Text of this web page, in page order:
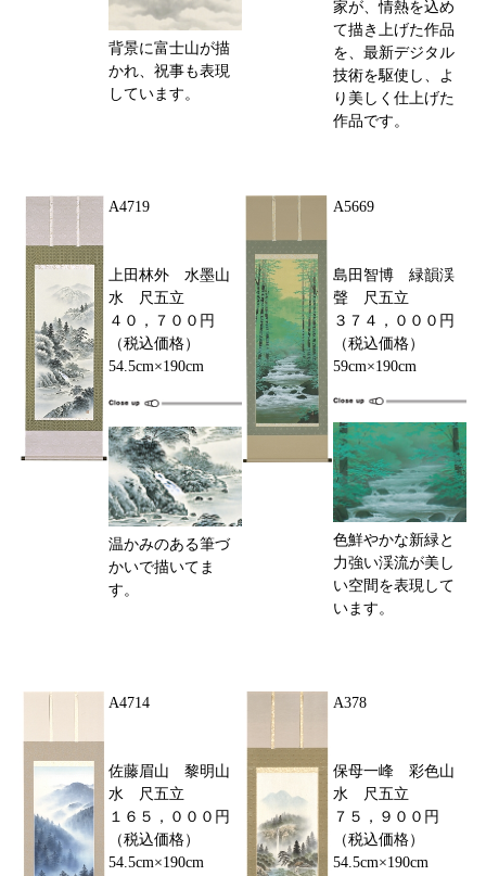
背景に富士山が描
かれ、祝事も表現
しています。
家が、情熱を込め
て描き上げた作品
を、最新デジタル
技術を駆使し、よ
り美しく仕上げた
作品です。
A4719
上田林外 水墨山
水 尺五立
４０，７００円
（税込価格）
54.5cm×190cm
温かみのある筆づ
かいで描いてま
す。
A5669
島田智博 緑韻渓
聲 尺五立
３７４，０００円
（税込価格）
59cm×190cm
色鮮やかな新緑と
力強い渓流が美し
い空間を表現して
います。
A4714
佐藤眉山 黎明山
水 尺五立
１６５，０００円
（税込価格）
54.5cm×190cm
A378
保母一峰 彩色山
水 尺五立
７５，９００円
（税込価格）
54.5cm×190cm